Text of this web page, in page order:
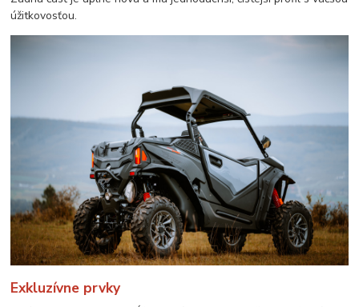
úžitkovosťou.
Exkluzívne prvky